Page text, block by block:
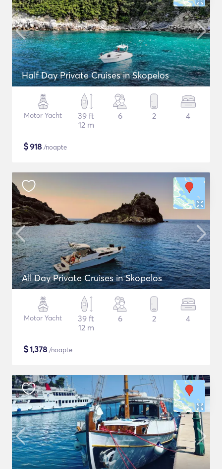
Half Day Private Cruises in Skopelos
Motor Yacht
39 ft
12 m
6 2 4
$918 /noapte
All Day Private Cruises in Skopelos
Motor Yacht
39 ft
12 m
6 2 4
$1,378 /noapte